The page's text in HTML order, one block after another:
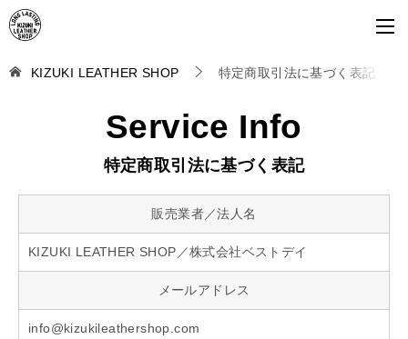
KIZUKI LEATHER SHOP 特定商取引法に基づく表記
Service Info
特定商取引法に基づく表記
販売業者／法人名
KIZUKI LEATHER SHOP／株式会社ベストデイ
メールアドレス
info@kizukileathershop.com